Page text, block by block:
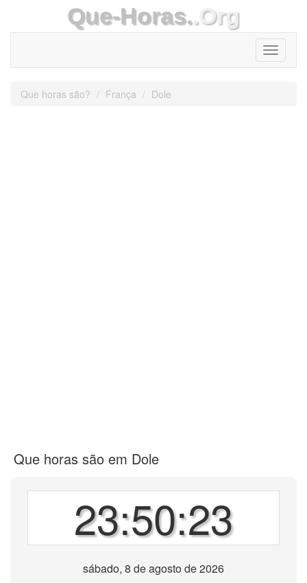
Que-Horas..Org
Toggle
Que horas são? França Dole
Que horas são em Dole
23:50:23
sábado, 8 de agosto de 2026